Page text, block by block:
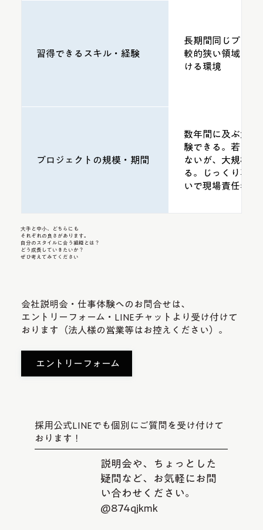
習得できるスキル・経験
長期間同じプロジ
較的狭い領域を担
ける環境
プロジェクトの規模・期間
数年間に及ぶ大規
験できる。若いう
ないが、大規模な
る。じっくり専
いで現場責任者に
大手と中小、どちらにも
それぞれの良さがあります。
自分のスタイルに合う組織とは？
どう成長していきたいか？
ぜひ考えてみてください
会社説明会・仕事体験へのお問合せは、
エントリーフォーム・LINEチャットより受け付けて
おります（法人様の営業等はお控えください）。
エントリーフォーム
採用公式LINEでも個別にご質問を受け付けて
おります！
@874qjkmk
説明会や、ちょっとした
疑問など、お気軽にお問
い合わせください。